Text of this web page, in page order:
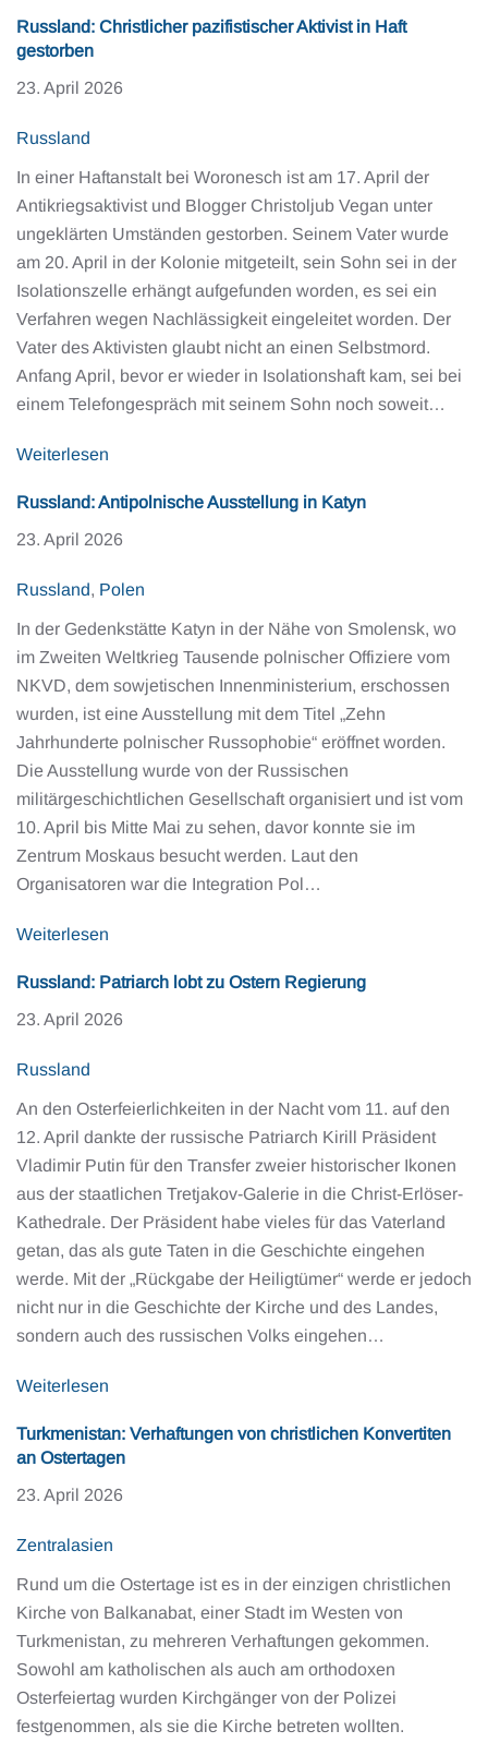
Russland: Christlicher pazifistischer Aktivist in Haft
gestorben
23. April 2026
Russland
In einer Haftanstalt bei Woronesch ist am 17. April der
Antikriegsaktivist und Blogger Christoljub Vegan unter
ungeklärten Umständen gestorben. Seinem Vater wurde
am 20. April in der Kolonie mitgeteilt, sein Sohn sei in der
Isolationszelle erhängt aufgefunden worden, es sei ein
Verfahren wegen Nachlässigkeit eingeleitet worden. Der
Vater des Aktivisten glaubt nicht an einen Selbstmord.
Anfang April, bevor er wieder in Isolationshaft kam, sei bei
einem Telefongespräch mit seinem Sohn noch soweit…
Weiterlesen
Russland: Antipolnische Ausstellung in Katyn
23. April 2026
Russland, Polen
In der Gedenkstätte Katyn in der Nähe von Smolensk, wo
im Zweiten Weltkrieg Tausende polnischer Offiziere vom
NKVD, dem sowjetischen Innenministerium, erschossen
wurden, ist eine Ausstellung mit dem Titel „Zehn
Jahrhunderte polnischer Russophobie“ eröffnet worden.
Die Ausstellung wurde von der Russischen
militärgeschichtlichen Gesellschaft organisiert und ist vom
10. April bis Mitte Mai zu sehen, davor konnte sie im
Zentrum Moskaus besucht werden. Laut den
Organisatoren war die Integration Pol…
Weiterlesen
Russland: Patriarch lobt zu Ostern Regierung
23. April 2026
Russland
An den Osterfeierlichkeiten in der Nacht vom 11. auf den
12. April dankte der russische Patriarch Kirill Präsident
Vladimir Putin für den Transfer zweier historischer Ikonen
aus der staatlichen Tretjakov-Galerie in die Christ-Erlöser-
Kathedrale. Der Präsident habe vieles für das Vaterland
getan, das als gute Taten in die Geschichte eingehen
werde. Mit der „Rückgabe der Heiligtümer“ werde er jedoch
nicht nur in die Geschichte der Kirche und des Landes,
sondern auch des russischen Volks eingehen…
Weiterlesen
Turkmenistan: Verhaftungen von christlichen Konvertiten
an Ostertagen
23. April 2026
Zentralasien
Rund um die Ostertage ist es in der einzigen christlichen
Kirche von Balkanabat, einer Stadt im Westen von
Turkmenistan, zu mehreren Verhaftungen gekommen.
Sowohl am katholischen als auch am orthodoxen
Osterfeiertag wurden Kirchgänger von der Polizei
festgenommen, als sie die Kirche betreten wollten.